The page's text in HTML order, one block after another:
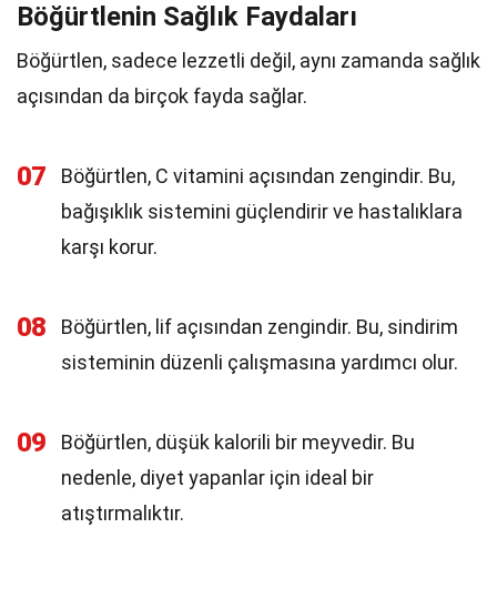
Böğürtlenin Sağlık Faydaları
Böğürtlen, sadece lezzetli değil, aynı zamanda sağlık
açısından da birçok fayda sağlar.
07
Böğürtlen, C vitamini açısından zengindir. Bu,
bağışıklık sistemini güçlendirir ve hastalıklara
karşı korur.
08
Böğürtlen, lif açısından zengindir. Bu, sindirim
sisteminin düzenli çalışmasına yardımcı olur.
09
Böğürtlen, düşük kalorili bir meyvedir. Bu
nedenle, diyet yapanlar için ideal bir
atıştırmalıktır.